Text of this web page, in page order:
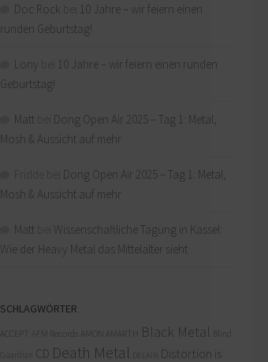
Doc Rock
10 Jahre – wir feiern einen
runden Geburtstag!
Lony
10 Jahre – wir feiern einen runden
Geburtstag!
Matt
Dong Open Air 2025 – Tag 1: Metal,
Mosh & Aussicht auf mehr
Dong Open Air 2025 – Tag 1: Metal,
Mosh & Aussicht auf mehr
Matt
Wissenschaftliche Tagung in Kassel:
Wie der Heavy Metal das Mittelalter sieht
SCHLAGWÖRTER
ACCEPT AFM Records AMON AMARTH Black Metal
Blind
CD Death Metal
Distortion is